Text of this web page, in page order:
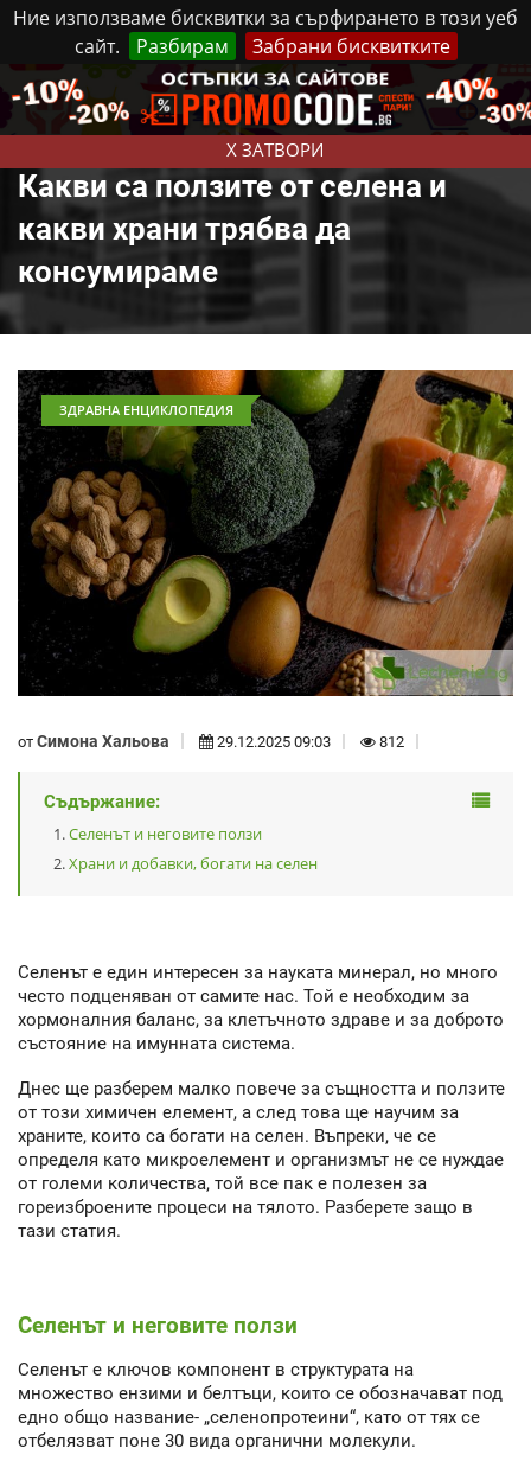
Ние използваме бисквитки за сърфирането в този уеб
сайт.
Разбирам Забрани бисквитките
X ЗАТВОРИ
Събота, 8 Август, 2026 Реклама Контакти
Какви са ползите от селена и
какви храни трябва да
консумираме
ЗДРАВНА ЕНЦИКЛОПЕДИЯ
от Симона Хальова 29.12.2025 09:03 812
Съдържание:
Селенът и неговите ползи
Храни и добавки, богати на селен
Селенът е един интересен за науката минерал, но много
често подценяван от самите нас. Той е необходим за
хормоналния баланс, за клетъчното здраве и за доброто
състояние на имунната система.
Днес ще разберем малко повече за същността и ползите
от този химичен елемент, а след това ще научим за
храните, които са богати на селен. Въпреки, че се
определя като микроелемент и организмът не се нуждае
от големи количества, той все пак е полезен за
гореизброените процеси на тялото. Разберете защо в
тази статия.
Селенът и неговите ползи
Селенът е ключов компонент в структурата на
множество ензими и белтъци, които се обозначават под
едно общо название- „селенопротеини“, като от тях се
отбелязват поне 30 вида органични молекули.